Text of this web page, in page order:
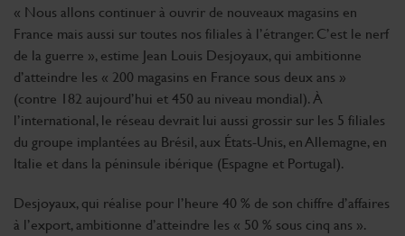
« Nous allons continuer à ouvrir de nouveaux magasins en
France mais aussi sur toutes nos filiales à l’étranger. C’est le nerf
de la guerre », estime Jean Louis Desjoyaux, qui ambitionne
d’atteindre les « 200 magasins en France sous deux ans »
(contre 182 aujourd’hui et 450 au niveau mondial). À
l’international, le réseau devrait lui aussi grossir sur les 5 filiales
du groupe implantées au Brésil, aux États-Unis, en Allemagne, en
Italie et dans la péninsule ibérique (Espagne et Portugal).
Desjoyaux, qui réalise pour l’heure 40 % de son chiffre d’affaires
à l’export, ambitionne d’atteindre les « 50 % sous cinq ans ».